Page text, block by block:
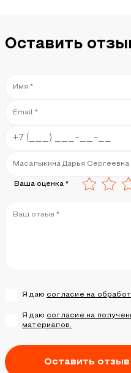
Оставить
Ваша оценка *
Я даю согласие на
Я даю согласие на
материалов.
Оставить отзыв